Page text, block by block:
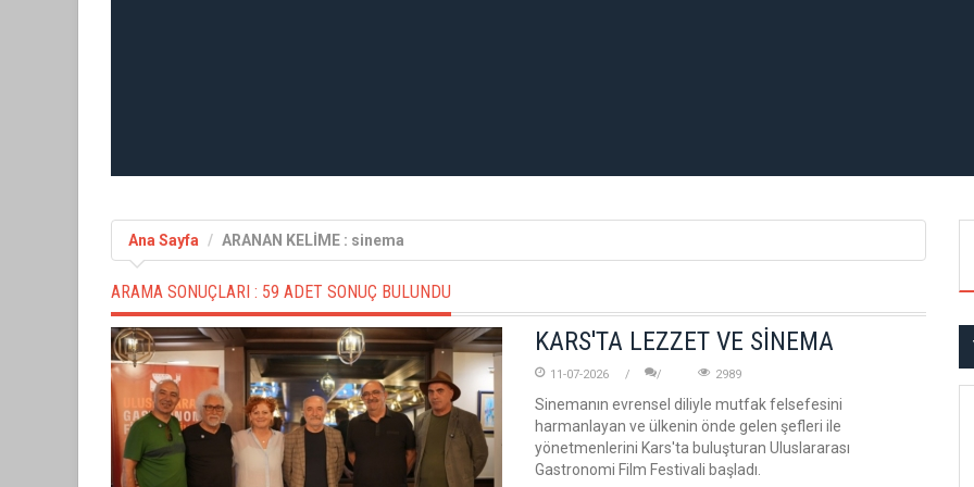
Ana Sayfa ARANAN KELİME : sinema
ARAMA SONUÇLARI : 59 ADET SONUÇ BULUNDU
KARS'TA LEZZET VE SİNEMA
11-07-2026 2989
Sinemanın evrensel diliyle mutfak felsefesini
harmanlayan ve ülkenin önde gelen şefleri ile
yönetmenlerini Kars'ta buluşturan Uluslararası
Gastronomi Film Festivali başladı.